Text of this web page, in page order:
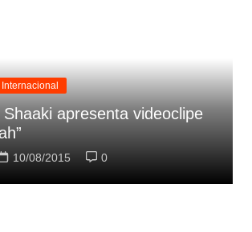
Internacional
Shaaki apresenta videoclipe
10/08/2015 0